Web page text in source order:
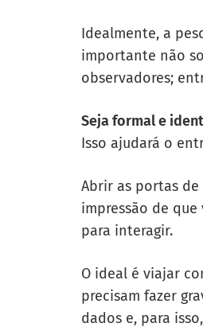
Idealmente, a
importante não
observadores;
Seja formal e
Isso ajudará o
Abrir as portas
impressão de que
para interagir.
O ideal é viajar
precisam fazer
dados e, para